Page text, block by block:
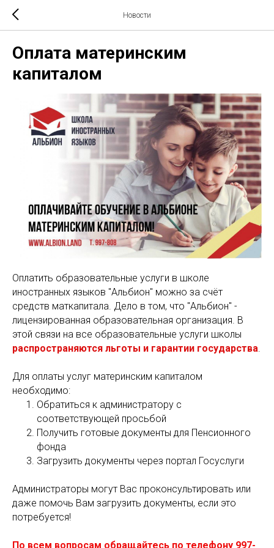
Новости
Оплата материнским
капиталом
Оплатить образовательные услуги в школе
иностранных языков "Альбион" можно за счёт
средств маткапитала. Дело в том, что "Альбион" -
лицензированная образовательная организация. В
этой связи на все образовательные услуги школы
распространяются льготы и гарантии государства.
Для оплаты услуг материнским капиталом
необходимо:
Обратиться к администратору с
соответствующей просьбой
Получить готовые документы для Пенсионного
фонда
Загрузить документы через портал Госуслуги
Администраторы могут Вас проконсультировать или
даже помочь Вам загрузить документы, если это
потребуется!
По всем вопросам обращайтесь по телефону 997-